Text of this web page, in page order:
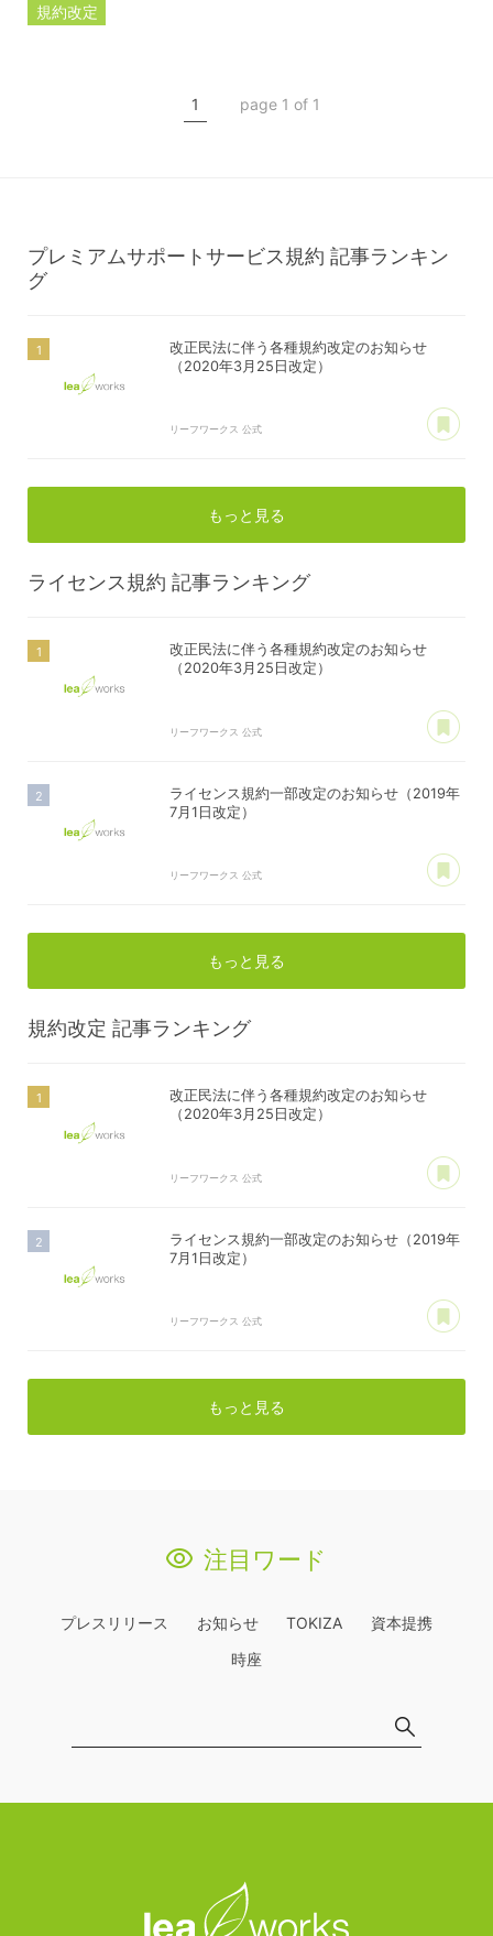
規約改定
1 page 1 of 1
プレミアムサポートサービス規約 記事ランキン
グ
改正民法に伴う各種規約改定のお知らせ
（2020年3月25日改定）
リーフワークス 公式
もっと見る
ライセンス規約 記事ランキング
改正民法に伴う各種規約改定のお知らせ
（2020年3月25日改定）
リーフワークス 公式
ライセンス規約一部改定のお知らせ（2019年
7月1日改定）
リーフワークス 公式
もっと見る
規約改定 記事ランキング
改正民法に伴う各種規約改定のお知らせ
（2020年3月25日改定）
リーフワークス 公式
ライセンス規約一部改定のお知らせ（2019年
7月1日改定）
リーフワークス 公式
もっと見る
注目ワード
プレスリリース お知らせ TOKIZA
資本提携
時座